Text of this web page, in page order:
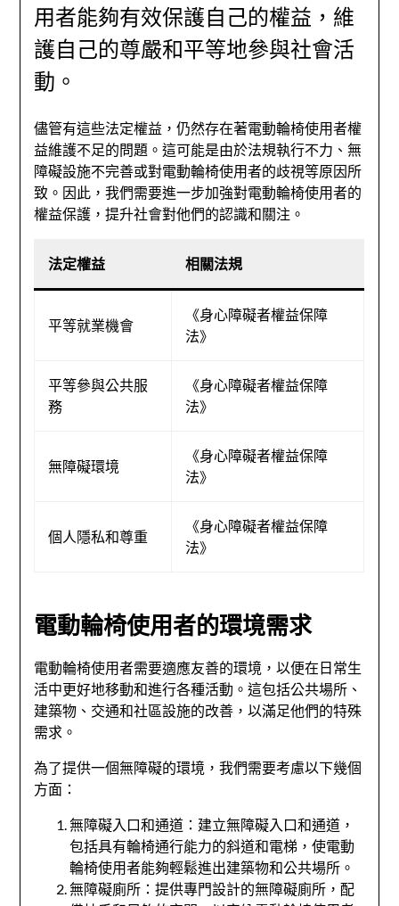
用者能夠有效保護自己的權益，維
護自己的尊嚴和平等地參與社會活
動。
儘管有這些法定權益，仍然存在著電動輪椅使用者權
益維護不足的問題。這可能是由於法規執行不力、無
障礙設施不完善或對電動輪椅使用者的歧視等原因所
致。因此，我們需要進一步加強對電動輪椅使用者的
權益保護，提升社會對他們的認識和關注。
法定權益 相關法規
平等就業機會
《身心障礙者權益保障
法》
平等參與公共服
務
《身心障礙者權益保障
法》
無障礙環境
《身心障礙者權益保障
法》
個人隱私和尊重
《身心障礙者權益保障
法》
電動輪椅使用者的環境需求
電動輪椅使用者需要適應友善的環境，以便在日常生
活中更好地移動和進行各種活動。這包括公共場所、
建築物、交通和社區設施的改善，以滿足他們的特殊
需求。
為了提供一個無障礙的環境，我們需要考慮以下幾個
方面：
無障礙入口和通道：建立無障礙入口和通道，
包括具有輪椅通行能力的斜道和電梯，使電動
輪椅使用者能夠輕鬆進出建築物和公共場所。
無障礙廁所：提供專門設計的無障礙廁所，配